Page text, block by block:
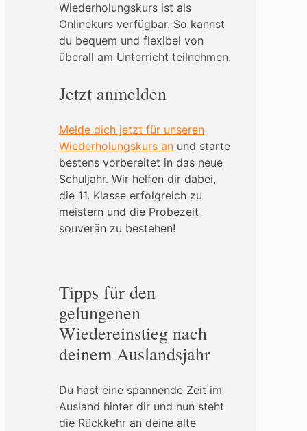
Wiederholungskurs ist als
Onlinekurs verfügbar. So kannst
du bequem und flexibel von
überall am Unterricht teilnehmen.
Jetzt anmelden
Melde dich jetzt für unseren
Wiederholungskurs an und starte
bestens vorbereitet in das neue
Schuljahr. Wir helfen dir dabei,
die 11. Klasse erfolgreich zu
meistern und die Probezeit
souverän zu bestehen!
Tipps für den
gelungenen
Wiedereinstieg nach
deinem Auslandsjahr
Du hast eine spannende Zeit im
Ausland hinter dir und nun steht
die Rückkehr an deine alte